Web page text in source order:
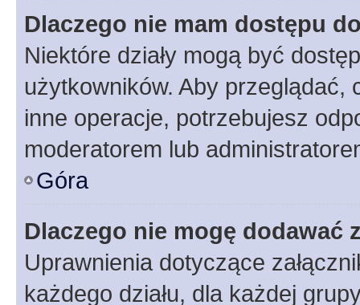
Dlaczego nie mam dostępu
Niektóre działy mogą być
użytkowników. Aby
inne operacje, potrzebujesz
moderatorem lub
Góra
Dlaczego nie mogę dodawać
Uprawnienia dotyczące
każdego działu, dla każdej